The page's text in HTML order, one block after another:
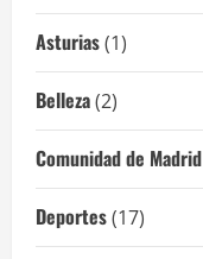
Asturias(1)
Belleza(2)
Comunidad de Madrid
Deportes(17)